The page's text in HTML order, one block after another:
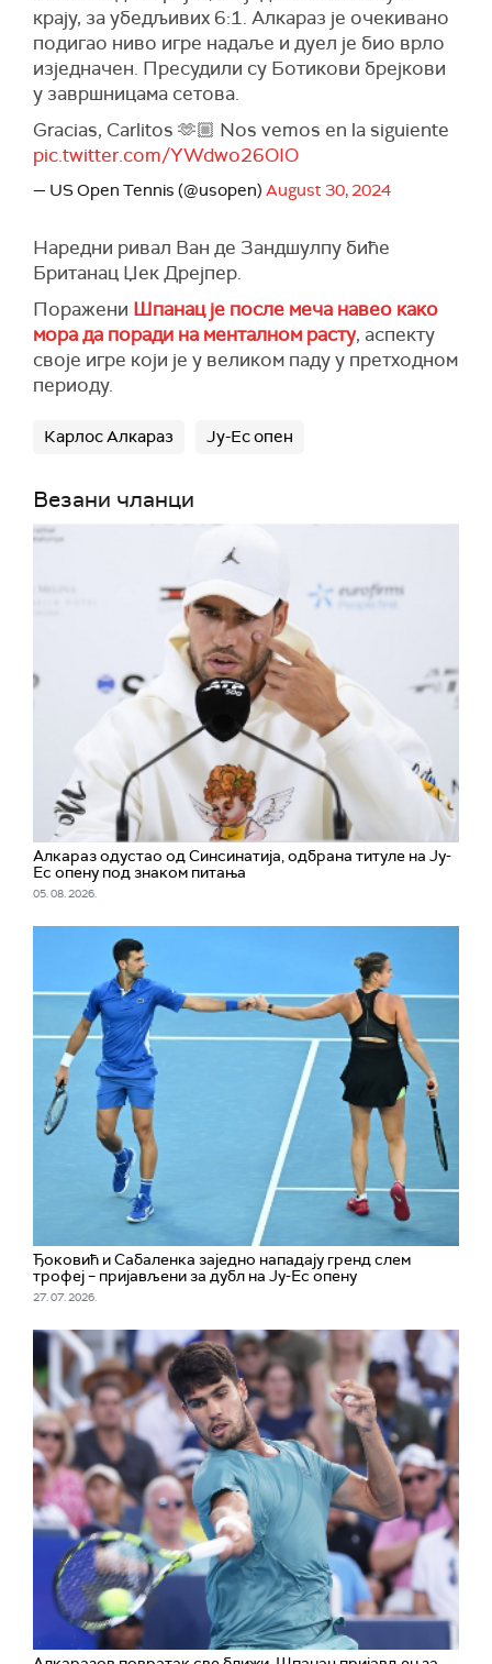
крају, за убедљивих 6:1. Алкараз је очекивано
подигао ниво игре надаље и дуел је био врло
изједначен. Пресудили су Ботикови брејкови
у завршницама сетова.
Gracias, Carlitos 🫶🏼 Nos vemos en la siguiente
pic.twitter.com/YWdwo26OIO
— US Open Tennis (@usopen) August 30, 2024
Наредни ривал Ван де Зандшулпу биће
Британац Џек Дрејпер.
Поражени Шпанац је после меча навео како
мора да поради на менталном расту, аспекту
своје игре који је у великом паду у претходном
периоду.
Карлос Алкараз Ју-Ес опен
Везани чланци
Алкараз одустао од Синсинатија, одбрана титуле на Ју-
Ес опену под знаком питања
05. 08. 2026.
Ђоковић и Сабаленка заједно нападају гренд слем
трофеј – пријављени за дубл на Ју-Ес опену
27. 07. 2026.